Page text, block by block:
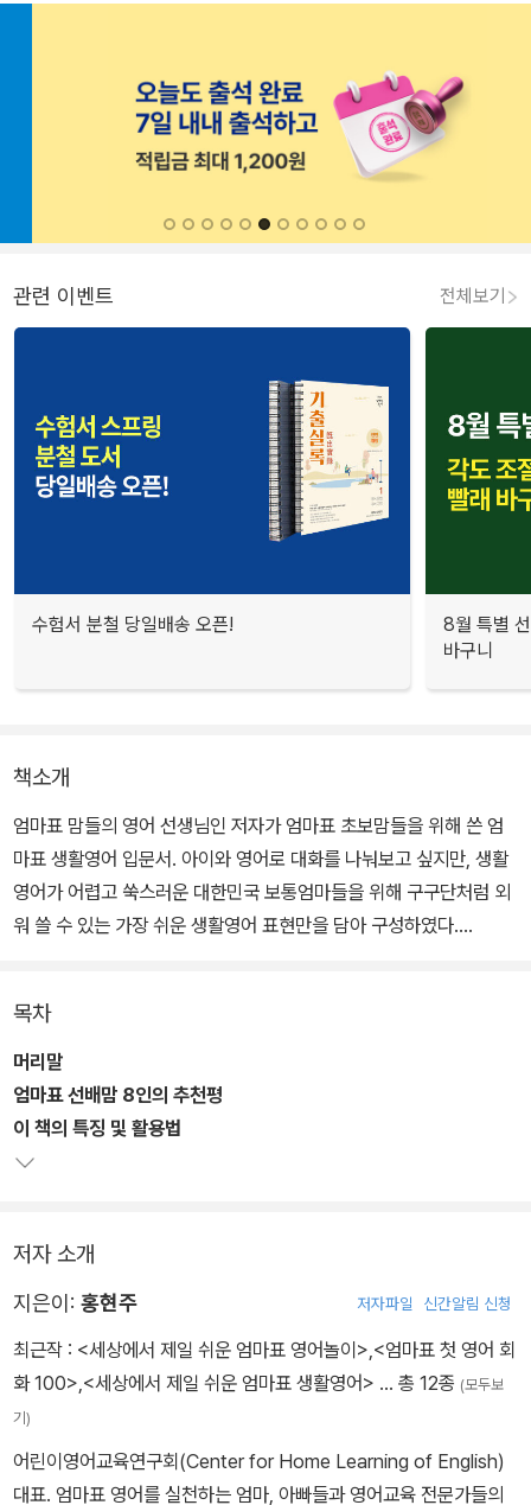
관련 이벤트 전체보기
수험서 분철 당일배송 오픈!
8월 특별
바구니
책소개
엄마표 맘들의 영어 선생님인 저자가 엄마표 초보맘들을 위해 쓴 엄
마표 생활영어 입문서. 아이와 영어로 대화를 나눠보고 싶지만, 생활
영어가 어렵고 쑥스러운 대한민국 보통엄마들을 위해 구구단처럼 외
워 쓸 수 있는 가장 쉬운 생활영어 표현만을 담아 구성하였다.
바탕으로, 세심하게 고르고 고른 80개 상황별X10개의 베스트 표현
씩 총 800개 문장이 수록되어 있다. 생활영어가 어렵다면, 딱 800문
장만 구구단 외우듯 반복해보자. 엄마표 영어대화는 아이에게 영어회
화 자신감을 선물한다.
목차
머리말
엄마표 선배맘 8인의 추천평
이 책의 특징 및 활용법
저자 소개
지은이: 홍현주 저자파일 신간알림 신청
최근작 : <세상에서 제일 쉬운 엄마표 영어놀이>,<엄마표 첫 영어 회
화 100>,<세상에서 제일 쉬운 엄마표 생활영어> … 총 12종 (모두보
기)
어린이영어교육연구회(Center for Home Learning of English)
대표. 엄마표 영어를 실천하는 엄마, 아빠들과 영어교육 전문가들의